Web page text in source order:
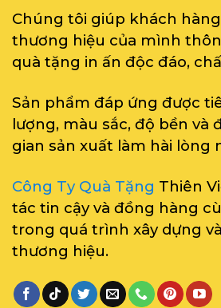
Chúng tôi giúp khách
thương hiệu của mình
quà tặng in ấn độc đáo,
Sản phẩm đáp ứng được
lượng, màu sắc, độ bền và
gian sản xuất làm hài lòng
Công Ty Quà Tặng Thiên
tác tin cậy và đồng hàng
trong quá trình xây dựng
thương hiệu.